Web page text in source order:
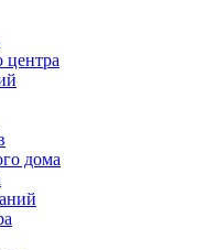
центра
дома